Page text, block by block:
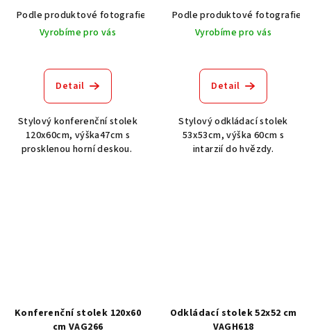
Podle produktové fotografie
Akát vintage BT1551
Dub světlý
Vyrobíme pro vás
Detail
Stylový konferenční stolek
120x60cm, výška47cm s
prosklenou horní deskou.
Podle produktové fotografie
Vyrobíme pro vás
Detail
Stylový odkládací stolek
53x53cm, výška 60cm s
intarzií do hvězdy.
Konferenční stolek 120x60
cm VAG266
Odkládací stolek 52x52 cm
VAGH618